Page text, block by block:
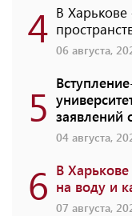
4 В Харькове
06 августа,
5 заявлений
04 августа,
6 В
на воду и
07 августа,